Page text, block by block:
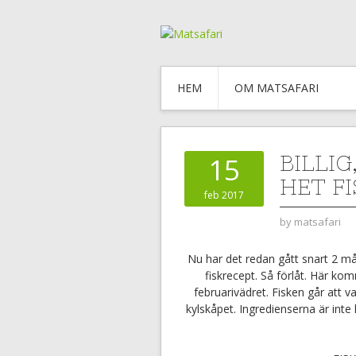
HEM OM MATSAFARI
15
feb 2017
HET
by matsafari
Nu har det redan gått snart 2
fiskrecept. Så förlåt. Här
februarivädret. Fisken går att
kylskåpet. Ingredienserna är